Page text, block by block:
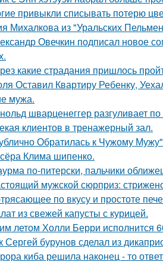
привыкли списывать потерю
Михалкова из "Уральских
Овечкин подписал новое
какие страдания пришлось
Оставил Квартиру Ребенку,
мужа.
шварценеггер разгуливает
клиентов в тренажерный зал.
Обратилась к Чужому
Клима шипенко.
по-питерски, пальчики
мужской сюрприз:
по вкусу и простоте
из свежей капусты с курицей.
летом Холли Берри исполнится
Сергей бурунов сделал из
киба решила наконец - то